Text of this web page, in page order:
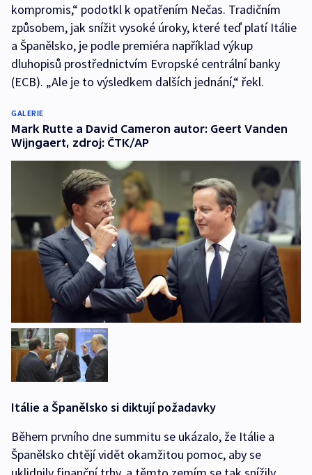
kompromis,“ podotkl k opatřením Nečas. Tradičním
způsobem, jak snížit vysoké úroky, které teď platí Itálie
a Španělsko, je podle premiéra například výkup
dluhopisů prostřednictvím Evropské centrální banky
(ECB). „Ale je to výsledkem dalších jednání,“ řekl.
GALERIE
Mark Rutte a David Cameron autor: Geert Vanden
Wijngaert, zdroj: ČTK/AP
Itálie a Španělsko si diktují požadavky
Během prvního dne summitu se ukázalo, že Itálie a
Španělsko chtějí vidět okamžitou pomoc, aby se